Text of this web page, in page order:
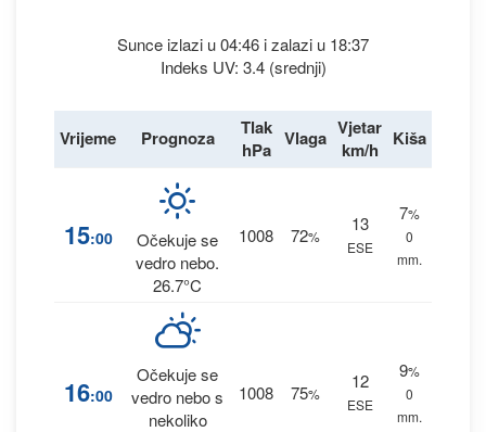
Sunce izlazi u 04:46 i zalazi u 18:37
Indeks UV: 3.4 (srednji)
Vrijeme Prognoza
Tlak
hPa Vlaga Vjetar
km/h
Kiša
15:00
Očekuje se
vedro nebo.
26.7°C
1008 72%
13
ESE
7%
0
mm.
16:00
Očekuje se
vedro nebo s
nekoliko
1008 75%
12
ESE
9%
0
mm.